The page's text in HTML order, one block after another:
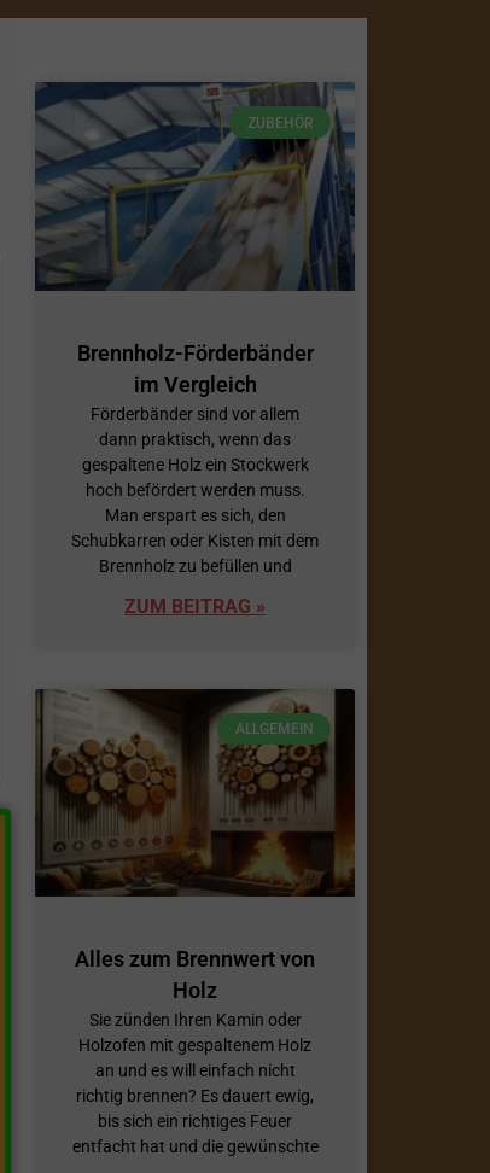
ZUBEHÖR
Brennholz-Förderbänder
im Vergleich
Förderbänder sind vor allem
dann praktisch, wenn das
gespaltene Holz ein Stockwerk
hoch befördert werden muss.
Man erspart es sich, den
Schubkarren oder Kisten mit dem
Brennholz zu befüllen und
ZUM BEITRAG »
ALLGEMEIN
Alles zum Brennwert von
Holz
Sie zünden Ihren Kamin oder
Holzofen mit gespaltenem Holz
an und es will einfach nicht
richtig brennen? Es dauert ewig,
bis sich ein richtiges Feuer
entfacht hat und die gewünschte